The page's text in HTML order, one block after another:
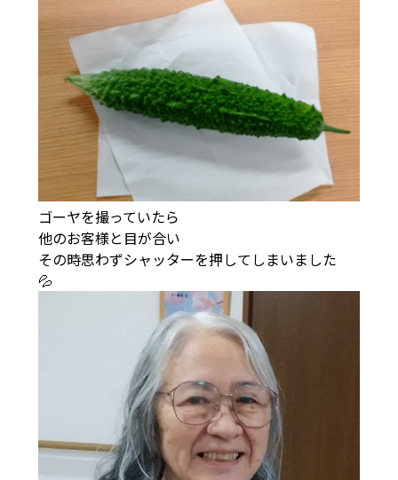
ゴーヤを撮っていたら
他のお客様と目が合い
その時思わずシャッターを押してしまいました
💦